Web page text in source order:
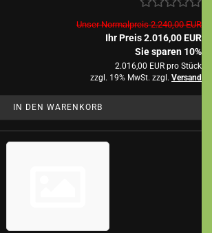
Unser Normalpreis 2.240,00 EUR
Ihr Preis 2.016,00 EUR
Sie sparen 10%
2.016,00 EUR pro Stück
zzgl. 19% MwSt. zzgl. Versand
IN DEN WARENKORB